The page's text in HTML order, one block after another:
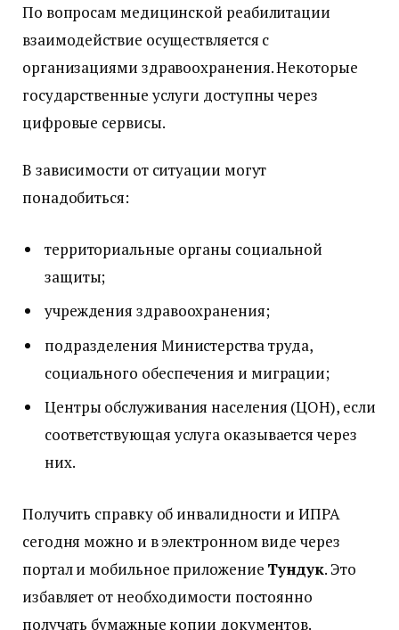
По вопросам медицинской реабилитации
взаимодействие осуществляется с
организациями здравоохранения. Некоторые
государственные услуги доступны через
цифровые сервисы.
В зависимости от ситуации могут
понадобиться:
территориальные органы социальной
защиты;
учреждения здравоохранения;
подразделения Министерства труда,
социального обеспечения и миграции;
Центры обслуживания населения (ЦОН), если
соответствующая услуга оказывается через
них.
Получить справку об инвалидности и ИПРА
сегодня можно и в электронном виде через
портал и мобильное приложение Тундук. Это
избавляет от необходимости постоянно
получать бумажные копии документов.